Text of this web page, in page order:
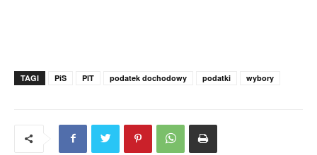
TAGI PiS PIT podatek dochodowy podatki wybory